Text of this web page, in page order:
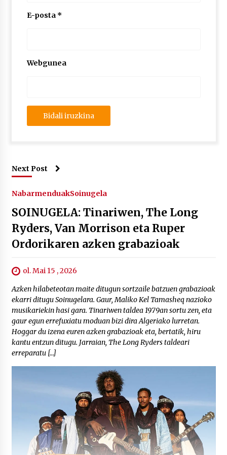
E-posta *
Webgunea
Next Post
NabarmenduakSoinugela
SOINUGELA: Tinariwen, The Long
Ryders, Van Morrison eta Ruper
Ordorikaren azken grabazioak
ol. Mai 15 , 2026
Azken hilabeteotan maite ditugun sortzaile batzuen grabazioak
ekarri ditugu Soinugelara. Gaur, Maliko Kel Tamasheq nazioko
musikariekin hasi gara. Tinariwen taldea 1979an sortu zen, eta
gaur egun errefuxiatu moduan bizi dira Algeriako lurretan.
Hoggar du izena euren azken grabazioak eta, bertatik, hiru
kantu entzun ditugu. Jarraian, The Long Ryders taldeari
erreparatu […]